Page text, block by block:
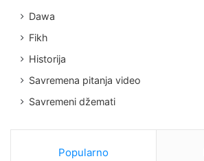
Dawa
Fikh
Historija
Savremena pitanja video
Savremeni džemati
Popularno